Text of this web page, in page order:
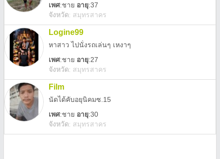
เพศ:ชาย อายุ:37
จังหวัด: สมุทรสาคร
Logine99
หาสาว ไปนั่งรถเล่นๆ เหงาๆ
เพศ:ชาย อายุ:27
จังหวัด: สมุทรสาคร
Film
นัดได้คับอยุนิคมซ.15
เพศ:ชาย อายุ:30
จังหวัด: สมุทรสาคร